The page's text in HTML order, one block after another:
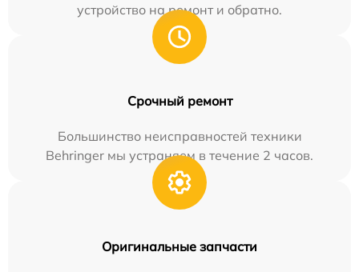
устройство на ремонт и обратно.
Срочный ремонт
Большинство неисправностей техники
Behringer мы устраняем в течение 2 часов.
Оригинальные запчасти